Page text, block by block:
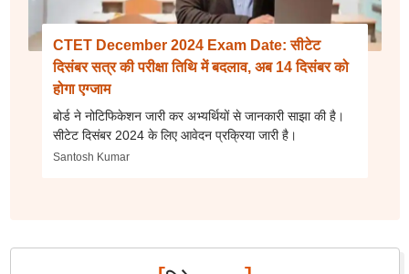
CTET December 2024 Exam Date: सीटेट
दिसंबर सत्र की परीक्षा तिथि में बदलाव, अब 14 दिसंबर को
होगा एग्जाम
बोर्ड ने नोटिफिकेशन जारी कर अभ्यर्थियों से जानकारी साझा की है।
सीटेट दिसंबर 2024 के लिए आवेदन प्रक्रिया जारी है।
Santosh Kumar